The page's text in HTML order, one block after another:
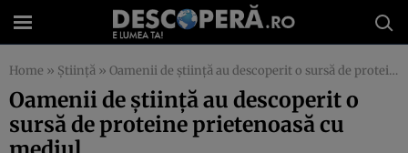
Home » Știință » Oamenii de știință au descoperit o sursă de proteine prietenoasă cu mediul
Oamenii de știință au descoperit o
sursă de proteine prietenoasă cu